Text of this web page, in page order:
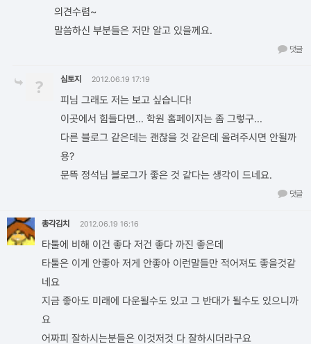
의견수렴~
말씀하신 부분들은 저만 알고 있을께요.
댓글
? 심토지 2012.06.19 17:19
피님 그래도 저는 보고 싶습니다!
이곳에서 힘들다면... 학원 홈페이지는 좀 그렇구...
다른 블로그 같은데는 괜찮을 것 같은데 올려주시면 안될까
용?
문뜩 정석님 블로그가 좋은 것 같다는 생각이 드네요.
댓글
총각김치 2012.06.19 16:16
타툴에 비해 이건 좋다 저건 좋다 까진 좋은데
타툴은 이게 안좋아 저게 안좋아 이런말들만 적어져도 좋을것같
네요
지금 좋아도 미래에 다운될수도 있고 그 반대가 될수도 있으니까
요
어짜피 잘하시는분들은 이것저것 다 잘하시더라구요